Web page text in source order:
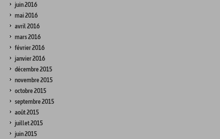
juin 2016
mai 2016
avril 2016
mars 2016
février 2016
janvier 2016
décembre 2015
novembre 2015
octobre 2015
septembre 2015
août 2015
juillet 2015
juin 2015